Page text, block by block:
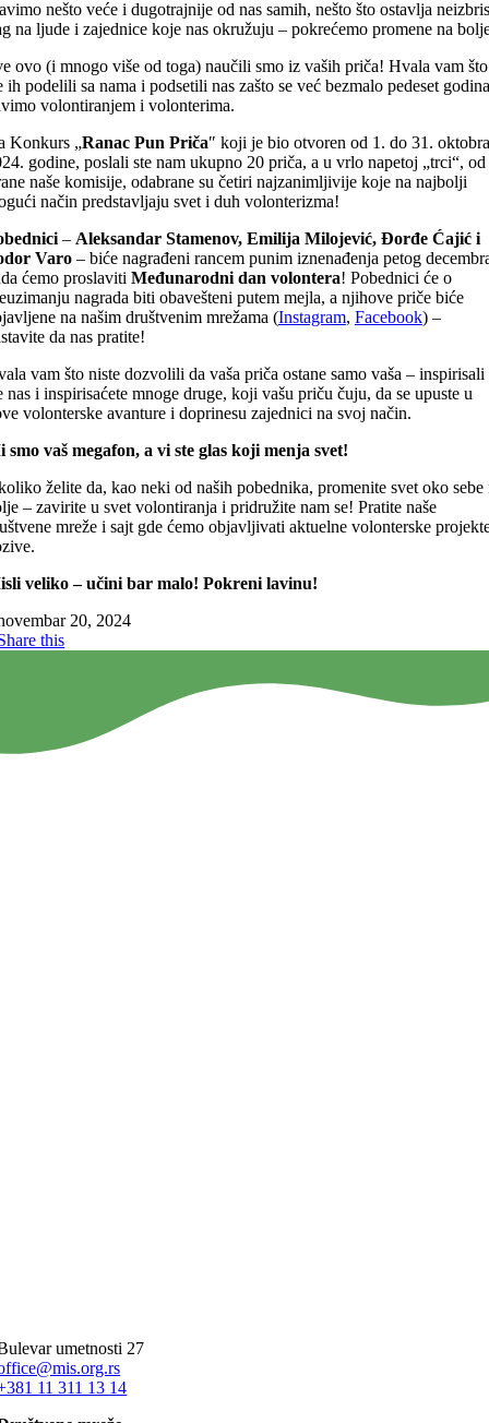
nešto veće i dugotrajnije od nas samih, nešto što ostavlja
na ljude i zajednice koje nas okružuju – pokrećemo promene na
ovo (i mnogo više od toga) naučili smo iz vaših priča! Hvala vam što
ih podelili sa nama i podsetili nas zašto se već bezmalo pedeset godina
volontiranjem i volonterima.
Konkurs „Ranac Pun Priča″ koji je bio otvoren od 1. do 31. oktobra
godine, poslali ste nam ukupno 20 priča, a u vrlo napetoj „trci“, od
naše komisije, odabrane su četiri najzanimljivije koje na najbolji
način predstavljaju svet i duh volonterizma!
– Aleksandar Stamenov, Emilija Milojević, Đorđe Ćajić i
Varo– biće nagrađeni rancem punim iznenađenja petog
ćemo proslaviti Međunarodni dan volontera! Pobednici će o
nagrada biti obavešteni putem mejla, a njihove priče biće
na našim društvenim mrežama (Instagram, Facebook) –
da nas pratite!
vam što niste dozvolili da vaša priča ostane samo vaša – inspirisali
nas i inspirisaćete mnoge druge, koji vašu priču čuju, da se upuste u
volonterske avanture i doprinesu zajednici na svoj način.
smo vaš megafon, a vi ste glas koji menja svet!
želite da, kao neki od naših pobednika, promenite svet oko sebe
– zavirite u svet volontiranja i pridružite nam se! Pratite naše
mreže i sajt gde ćemo objavljivati aktuelne volonterske
veliko – učini bar malo! Pokreni lavinu!
20, 2024
this
umetnosti 27
11 311 13 14